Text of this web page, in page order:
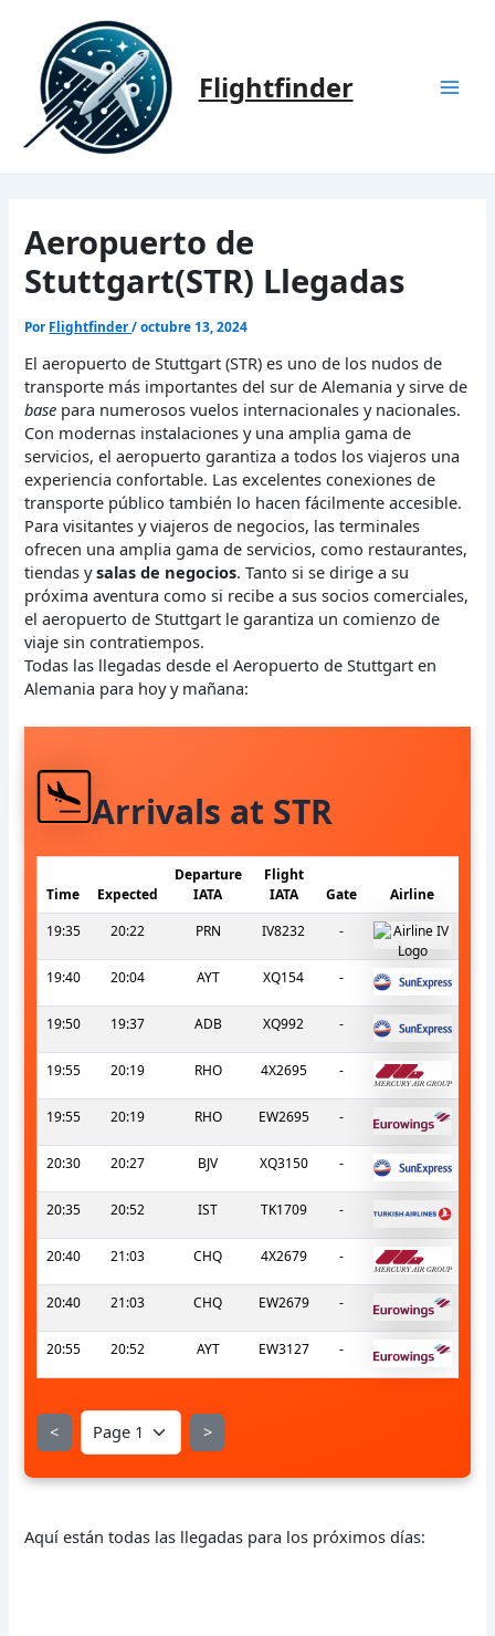
contenido
Flightfinder
Aeropuerto de
Stuttgart(STR) Llegadas
Por Flightfinder/octubre 13, 2024
El aeropuerto de Stuttgart (STR) es uno de los nudos de
transporte más importantes del sur de Alemania y sirve de
base para numerosos vuelos internacionales y nacionales.
Con modernas instalaciones y una amplia gama de
servicios, el aeropuerto garantiza a todos los viajeros una
experiencia confortable. Las excelentes conexiones de
transporte público también lo hacen fácilmente accesible.
Para visitantes y viajeros de negocios, las terminales
ofrecen una amplia gama de servicios, como restaurantes,
tiendas ysalas de negocios. Tanto si se dirige a su
próxima aventura como si recibe a sus socios comerciales,
el aeropuerto de Stuttgart le garantiza un comienzo de
viaje sin contratiempos.
Todas las llegadas desde el Aeropuerto de Stuttgart en
Alemania para hoy y mañana:
Arrivals at STR
Time Expected
Departure
IATA
Flight
IATA
Gate
Airline
19:35
20:22 PRN IV8232 -
19:40 20:04 AYT XQ154 -
19:50 19:37 ADB XQ992 -
19:55 20:19 RHO 4X2695 -
19:55 20:19 RHO EW2695 -
20:30 20:27 BJV XQ3150 -
20:35 20:52 IST TK1709 -
20:40 21:03 CHQ 4X2679 -
20:40 21:03 CHQ EW2679 -
20:55 20:52 AYT EW3127 -
< >
Aquí están todas las llegadas para los próximos días: